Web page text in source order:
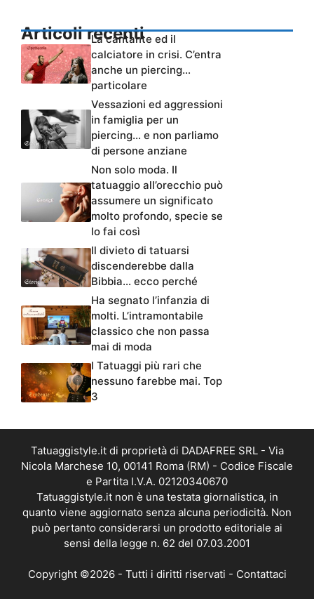
Articoli recenti
La cantante ed il
calciatore in crisi. C’entra
anche un piercing…
particolare
Vessazioni ed aggressioni
in famiglia per un
piercing… e non parliamo
di persone anziane
Non solo moda. Il
tatuaggio all’orecchio può
assumere un significato
molto profondo, specie se
lo fai così
Il divieto di tatuarsi
discenderebbe dalla
Bibbia… ecco perché
Ha segnato l’infanzia di
molti. L’intramontabile
classico che non passa
mai di moda
I Tatuaggi più rari che
nessuno farebbe mai. Top
3
Tatuaggistyle.it di proprietà di DADAFREE SRL - Via
Nicola Marchese 10, 00141 Roma (RM) - Codice Fiscale
e Partita I.V.A. 02120340670
Tatuaggistyle.it non è una testata giornalistica, in
quanto viene aggiornato senza alcuna periodicità. Non
può pertanto considerarsi un prodotto editoriale ai
sensi della legge n. 62 del 07.03.2001
Copyright ©2026 - Tutti i diritti riservati - Contattaci